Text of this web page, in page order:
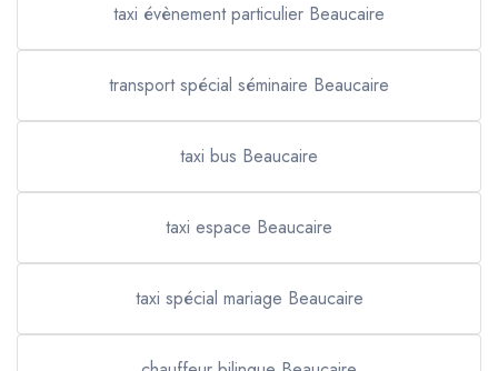
taxi évènement particulier Beaucaire
transport spécial séminaire Beaucaire
taxi bus Beaucaire
taxi espace Beaucaire
taxi spécial mariage Beaucaire